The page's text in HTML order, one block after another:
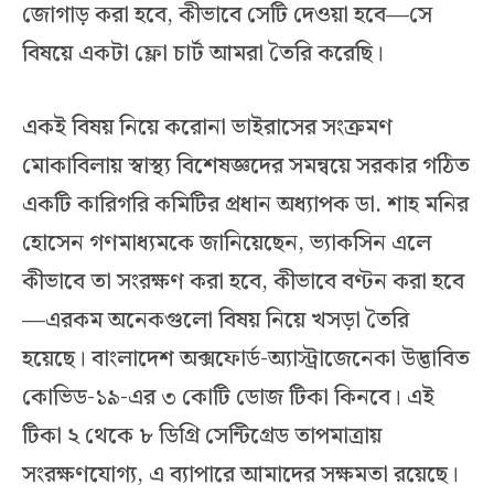
জোগাড় করা হবে, কীভাবে সেটি দেওয়া হবে—সে
বিষয়ে একটা ফ্লো চার্ট আমরা তৈরি করেছি।
একই বিষয় নিয়ে করোনা ভাইরাসের সংক্রমণ
মোকাবিলায় স্বাস্থ্য বিশেষজ্ঞদের সমন্বয়ে সরকার গঠিত
একটি কারিগরি কমিটির প্রধান অধ্যাপক ডা. শাহ মনির
হোসেন গণমাধ্যমকে জানিয়েছেন, ভ্যাকসিন এলে
কীভাবে তা সংরক্ষণ করা হবে, কীভাবে বণ্টন করা হবে
—এরকম অনেকগুলো বিষয় নিয়ে খসড়া তৈরি
হয়েছে। বাংলাদেশ অক্সফোর্ড-অ্যাস্ট্রাজেনেকা উদ্ভাবিত
কোভিড-১৯-এর ৩ কোটি ডোজ টিকা কিনবে। এই
টিকা ২ থেকে ৮ ডিগ্রি সেন্টিগ্রেড তাপমাত্রায়
সংরক্ষণযোগ্য, এ ব্যাপারে আমাদের সক্ষমতা রয়েছে।